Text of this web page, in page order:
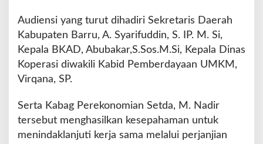
Audiensi yang turut dihadiri Sekretaris Daerah
Kabupaten Barru, A. Syarifuddin, S. IP. M. Si,
Kepala BKAD, Abubakar,S.Sos.M.Si, Kepala Dinas
Koperasi diwakili Kabid Pemberdayaan UMKM,
Virqana, SP.
Serta Kabag Perekonomian Setda, M. Nadir
tersebut menghasilkan kesepahaman untuk
menindaklanjuti kerja sama melalui perjanjian